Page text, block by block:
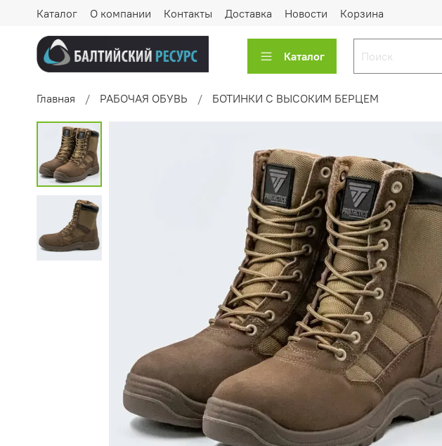
Каталог О компании Контакты Доставка Новости Корзина
Каталог
Главная РАБОЧАЯ ОБУВЬ БОТИНКИ С ВЫСОКИМ БЕРЦЕМ